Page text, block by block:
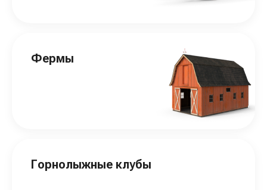
Фермы
Горнолыжные клубы